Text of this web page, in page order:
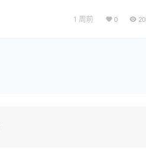
1 周前 0 20